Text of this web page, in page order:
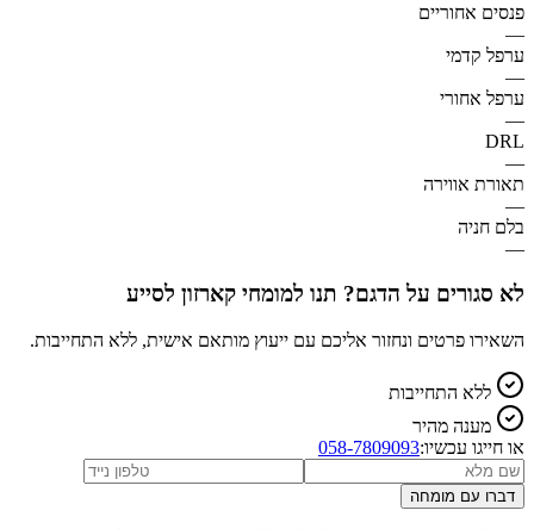
פנסים אחוריים
—
ערפל קדמי
—
ערפל אחורי
—
DRL
—
תאורת אווירה
—
בלם חניה
—
לא סגורים על הדגם? תנו למומחי קארזון לסייע
השאירו פרטים ונחזור אליכם עם ייעוץ מותאם אישית, ללא התחייבות.
ללא התחייבות
מענה מהיר
או חייגו עכשיו:058-7809093
דברו עם מומחה